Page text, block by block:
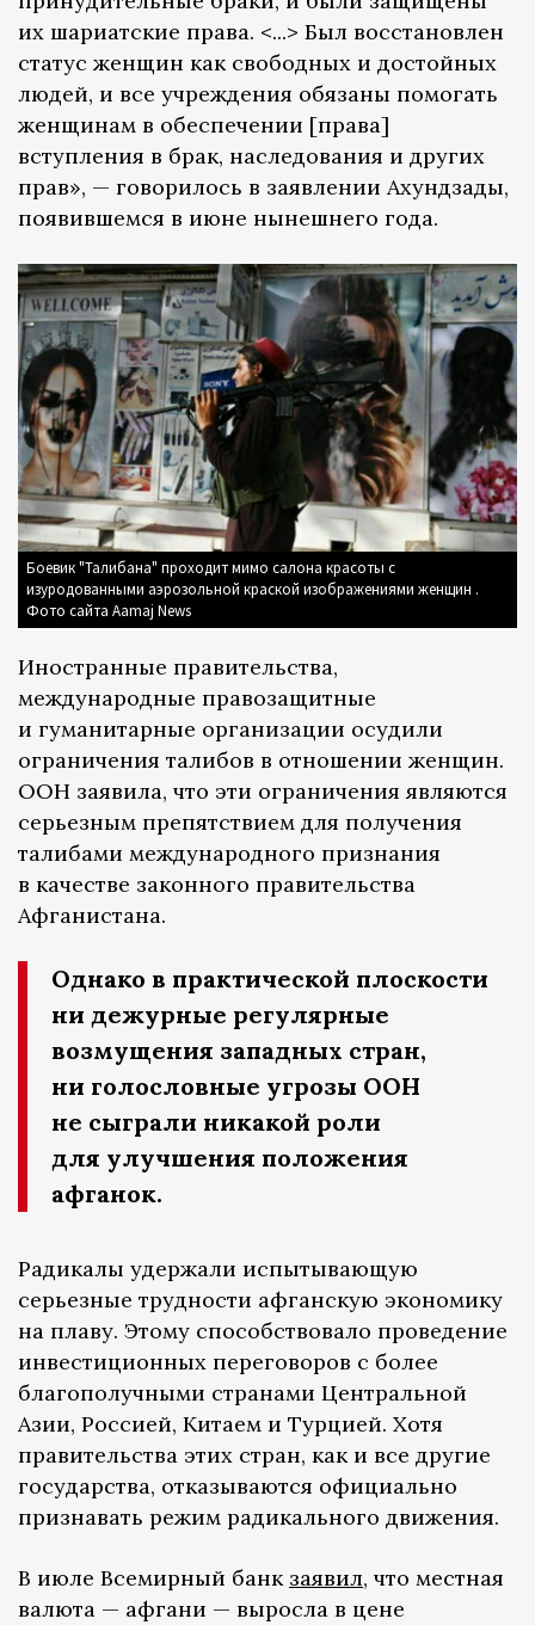
их шариатские права. <...> Был восстановлен
статус женщин как свободных и достойных
людей, и все учреждения обязаны помогать
женщинам в обеспечении [права]
вступления в брак, наследования и других
прав», — говорилось в заявлении Ахундзады,
появившемся в июне нынешнего года.
Боевик "Талибана" проходит мимо салона красоты с
изуродованными аэрозольной краской изображениями женщин .
Фото сайта Aamaj News
Иностранные правительства,
международные правозащитные
и гуманитарные организации осудили
ограничения талибов в отношении женщин.
ООН заявила, что эти ограничения являются
серьезным препятствием для получения
талибами международного признания
в качестве законного правительства
Афганистана.
Однако в практической плоскости
ни дежурные регулярные
возмущения западных стран,
ни голословные угрозы ООН
не сыграли никакой роли
для улучшения положения
афганок.
Радикалы удержали испытывающую
серьезные трудности афганскую экономику
на плаву. Этому способствовало проведение
инвестиционных переговоров с более
благополучными странами Центральной
Азии, Россией, Китаем и Турцией. Хотя
правительства этих стран, как и все другие
государства, отказываются официально
признавать режим радикального движения.
В июле Всемирный банк заявил, что местная
валюта — афгани — выросла в цене